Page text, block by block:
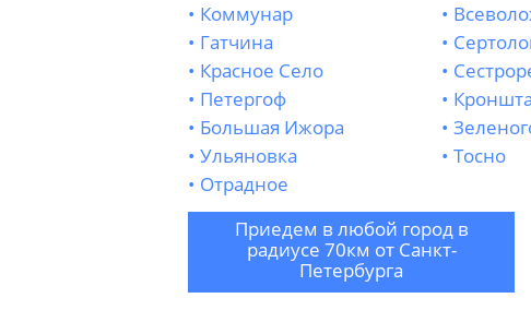
Коммунар
Гатчина
Красное Село
Петергоф
Большая Ижора
Ульяновка
Отрадное
Тосно
Приедем в любой город в
радиусе 70км от Санкт-
Петербурга